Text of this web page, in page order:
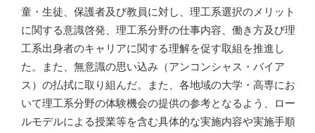
童・生徒、保護者及び教員に対し、理工系選択のメリット
に関する意識啓発、理工系分野の仕事内容、働き方及び理
工系出身者のキャリアに関する理解を促す取組を推進し
た。また、無意識の思い込み（アンコンシャス・バイア
ス）の払拭に取り組んだ。また、各地域の大学・高専にお
いて理工系分野の体験機会の提供の参考となるよう、ロー
ルモデルによる授業等を含む具体的な実施内容や実施手順